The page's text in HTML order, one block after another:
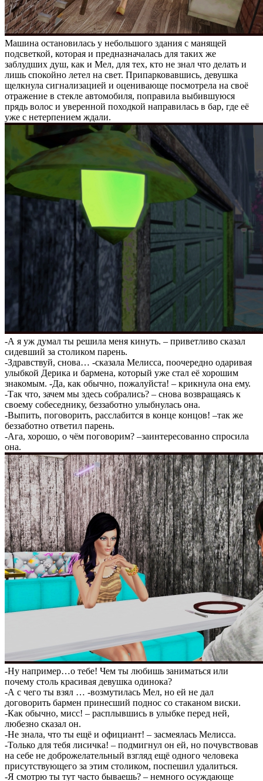
Машина остановилась у небольшого здания с манящей
подсветкой, которая и предназначалась для таких же
заблудших душ, как и Мел, для тех, кто не знал что делать и
лишь спокойно летел на свет. Припарковавшись, девушка
щелкнула сигнализацией и оценивающе посмотрела на своё
отражение в стекле автомобиля, поправила выбившуюся
прядь волос и уверенной походкой направилась в бар, где её
уже с нетерпением ждали.
-А я уж думал ты решила меня кинуть. – приветливо сказал
сидевший за столиком парень.
-Здравствуй, снова… -сказала Мелисса, поочередно одаривая
улыбкой Дерика и бармена, который уже стал её хорошим
знакомым. -Да, как обычно, пожалуйста! – крикнула она ему.
-Так что, зачем мы здесь собрались? – снова возвращаясь к
своему собеседнику, беззаботно улыбнулась она.
-Выпить, поговорить, расслабится в конце концов! –так же
беззаботно ответил парень.
-Ага, хорошо, о чём поговорим? –заинтересованно спросила
она.
-Ну например…о тебе! Чем ты любишь заниматься или
почему столь красивая девушка одинока?
-А с чего ты взял … -возмутилась Мел, но ей не дал
договорить бармен принесший поднос со стаканом виски.
-Как обычно, мисс! – расплывшись в улыбке перед ней,
любезно сказал он.
-Не знала, что ты ещё и официант! – засмеялась Мелисса.
-Только для тебя лисичка! – подмигнул он ей, но почувствовав
на себе не доброжелательный взгляд ещё одного человека
присутствующего за этим столиком, поспешил удалиться.
-Я смотрю ты тут часто бываешь? – немного осуждающе